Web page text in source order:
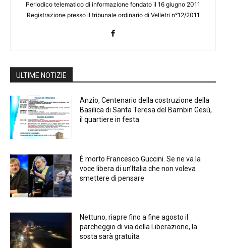
Periodico telematico di informazione fondato il 16 giugno 2011
Registrazione presso il tribunale ordinario di Velletri n°12/2011
ULTIME NOTIZIE
Anzio, Centenario della costruzione della
Basilica di Santa Teresa del Bambin Gesù,
il quartiere in festa
È morto Francesco Guccini. Se ne va la
voce libera di un’Italia che non voleva
smettere di pensare
Nettuno, riapre fino a fine agosto il
parcheggio di via della Liberazione, la
sosta sarà gratuita